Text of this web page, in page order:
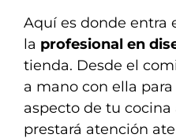
Aquí es donde entra
la profesional en
tienda. Desde el
a mano con ella
aspecto de tu cocina
prestará atención